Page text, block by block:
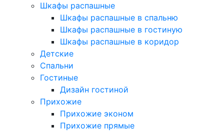
Шкафы распашные
Шкафы распашные в спальню
Шкафы распашные в гостиную
Шкафы распашные в коридор
Детские
Спальни
Гостиные
Дизайн гостиной
Прихожие
Прихожие эконом
Прихожие прямые